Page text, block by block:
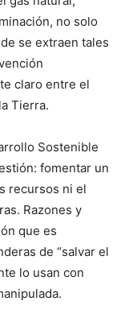
no solo
se extraen tales
claro entre el
Tierra.
Sostenible
fomentar un
recursos ni el
Razones y
que es
de “salvar el
lo usan con